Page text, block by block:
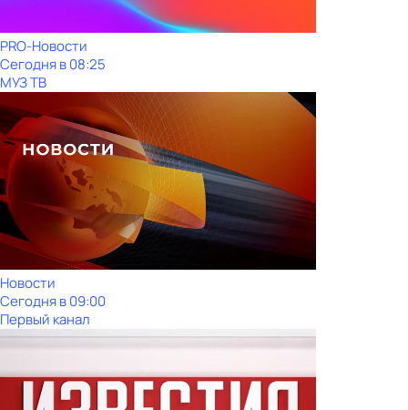
PRO-Новости
Сегодня в 08:25
МУЗ ТВ
Новости
Сегодня в 09:00
Первый канал